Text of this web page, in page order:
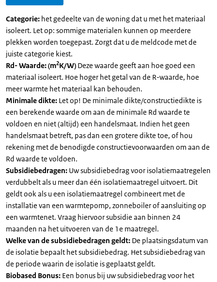
Categorie: het gedeelte van de woning dat u met het materiaal
isoleert. Let op: sommige materialen kunnen op meerdere
plekken worden toegepast. Zorgt dat u de meldcode met de
juiste categorie kiest.
Rd- Waarde: (m2K/W) Deze waarde geeft aan hoe goed een
materiaal isoleert. Hoe hoger het getal van de R-waarde, hoe
meer warmte het materiaal kan behouden.
Minimale dikte: Let op! De minimale dikte/constructiedikte is
een berekende waarde om aan de minimale Rd waarde te
voldoen en niet (altijd) een handelsmaat. Indien het geen
handelsmaat betreft, pas dan een grotere dikte toe, of hou
rekening met de benodigde constructievoorwaarden om aan de
Rd waarde te voldoen.
Subsidiebedragen: Uw subsidiebedrag voor isolatiemaatregelen
verdubbelt als u meer dan één isolatiemaatregel uitvoert. Dit
geldt ook als u een isolatiemaatregel combineert met de
installatie van een warmtepomp, zonneboiler of aansluiting op
een warmtenet. Vraag hiervoor subsidie aan binnen 24
maanden na het uitvoeren van de 1e maatregel.
Welke van de subsidiebedragen geldt: De plaatsingsdatum van
de isolatie bepaalt het subsidiebedrag. Het subsidiebedrag van
de periode waarin de isolatie is geplaatst geldt.
Biobased Bonus: Een bonus bij uw subsidiebedrag voor het